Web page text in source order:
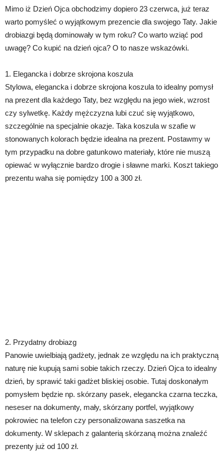
Mimo iż Dzień Ojca obchodzimy dopiero 23 czerwca, już teraz
warto pomyśleć o wyjątkowym prezencie dla swojego Taty. Jakie
drobiazgi będą dominowały w tym roku? Co warto wziąć pod
uwagę? Co kupić na dzień ojca? O to nasze wskazówki.
1. Elegancka i dobrze skrojona koszula
Stylowa, elegancka i dobrze skrojona koszula to idealny pomysł
na prezent dla każdego Taty, bez względu na jego wiek, wzrost
czy sylwetkę. Każdy mężczyzna lubi czuć się wyjątkowo,
szczególnie na specjalnie okazje. Taka koszula w szafie w
stonowanych kolorach będzie idealna na prezent. Postawmy w
tym przypadku na dobre gatunkowo materiały, które nie muszą
opiewać w wyłącznie bardzo drogie i sławne marki. Koszt takiego
prezentu waha się pomiędzy 100 a 300 zł.
2. Przydatny drobiazg
Panowie uwielbiają gadżety, jednak ze względu na ich praktyczną
naturę nie kupują sami sobie takich rzeczy. Dzień Ojca to idealny
dzień, by sprawić taki gadżet bliskiej osobie. Tutaj doskonałym
pomysłem będzie np. skórzany pasek, elegancka czarna teczka,
neseser na dokumenty, mały, skórzany portfel, wyjątkowy
pokrowiec na telefon czy personalizowana saszetka na
dokumenty. W sklepach z galanterią skórzaną można znaleźć
prezenty już od 100 zł.